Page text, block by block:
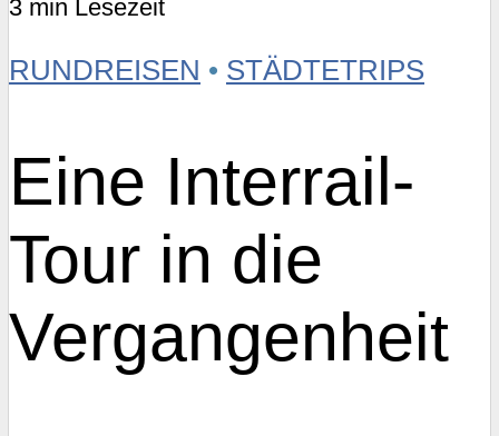
3 min Lesezeit
RUNDREISEN • STÄDTETRIPS
Eine Interrail-
Tour in die
Vergangenheit